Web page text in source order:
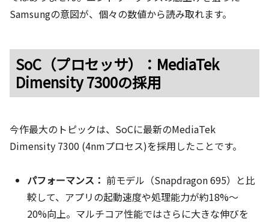
Samsungの意図が、個々の数値から読み取れます。
SoC（プロセッサ）：MediaTek
Dimensity 7300の採用
今作最大のトピックは、SoCに最新のMediaTek
Dimensity 7300 (4nmプロセス)を採用したことです。
パフォーマンス： 前モデル（Snapdragon 695）と比
較して、アプリの起動速度や処理能力が約18%〜
20%向上。マルチコア性能ではさらに大きな伸びを